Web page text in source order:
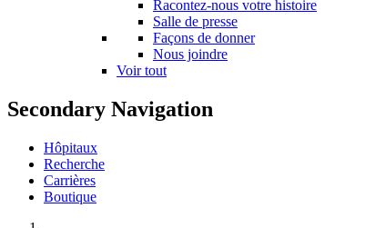
Racontez-nous votre histoire
Salle de presse
Façons de donner
Nous joindre
Voir tout
Secondary Navigation
Hôpitaux
Recherche
Carrières
Boutique